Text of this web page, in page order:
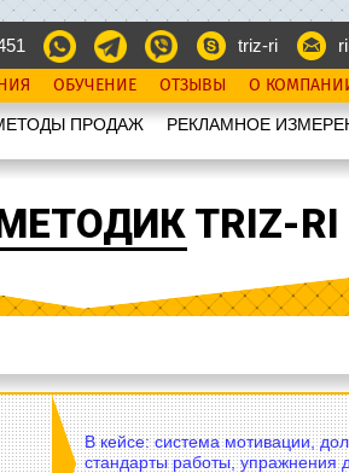
triz-ri
ОБУЧЕНИЕ ОТЗЫВЫ О
ПРОДАЖ РЕКЛАМНОЕ
TRIZ-RI
В кейсе: система мотивации,
стандарты работы, упражнения